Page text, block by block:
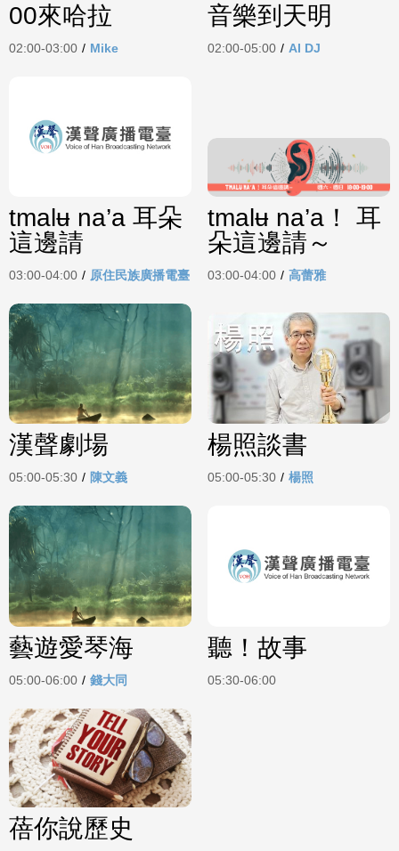
00來哈拉
02:00-03:00 / Mike
音樂到天明
02:00-05:00 / AI DJ
tmalʉ na’a 耳朵
這邊請
03:00-04:00 / 原住民族廣播電臺
tmalʉ na’a！ 耳
朵這邊請～
03:00-04:00 / 高蕾雅
漢聲劇場
05:00-05:30 / 陳文義
楊照談書
05:00-05:30 / 楊照
藝遊愛琴海
05:00-06:00 / 錢大同
聽！故事
05:30-06:00
蓓你說歷史